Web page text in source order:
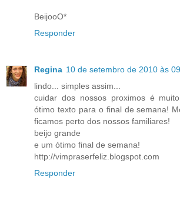
BeijooO*
Responder
Regina 10 de setembro de 2010 às
lindo... simples assim...
cuidar dos nossos proximos é
ótimo texto para o final de semana!
ficamos perto dos nossos familiares!
beijo grande
e um ótimo final de semana!
http://vimpraserfeliz.blogspot.com
Responder